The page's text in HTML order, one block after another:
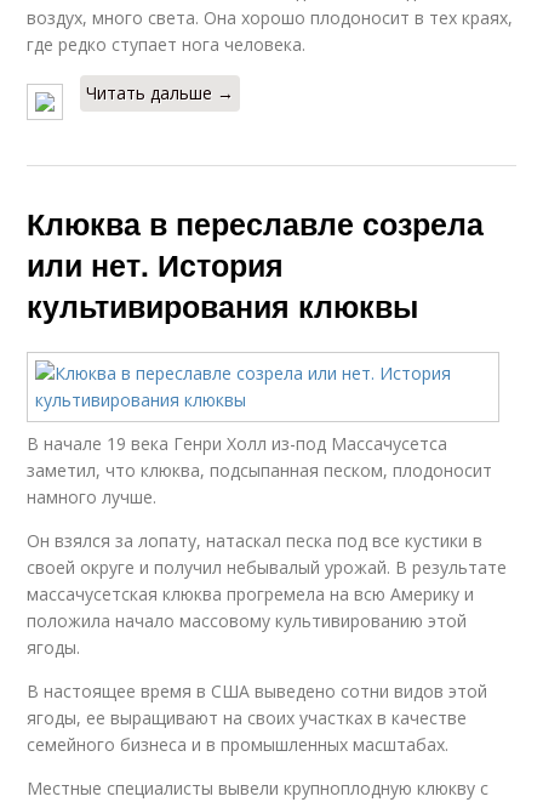
воздух, много света. Она хорошо плодоносит в тех краях,
где редко ступает нога человека.
Читать дальше →
Клюква в переславле созрела
или нет. История
культивирования клюквы
В начале 19 века Генри Холл из-под Массачусетса
заметил, что клюква, подсыпанная песком, плодоносит
намного лучше.
Он взялся за лопату, натаскал песка под все кустики в
своей округе и получил небывалый урожай. В результате
массачусетская клюква прогремела на всю Америку и
положила начало массовому культивированию этой
ягоды.
В настоящее время в США выведено сотни видов этой
ягоды, ее выращивают на своих участках в качестве
семейного бизнеса и в промышленных масштабах.
Местные специалисты вывели крупноплодную клюкву с